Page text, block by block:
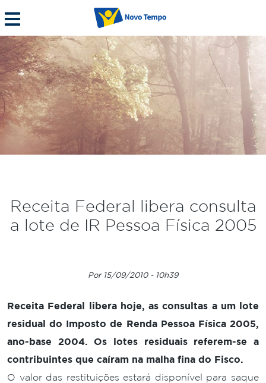
Receita Federal libera consulta
a lote de IR Pessoa Física 2005
Por 15/09/2010 - 10h39
Receita Federal libera hoje, as consultas a um lote
residual do Imposto de Renda Pessoa Física 2005,
ano-base 2004. Os lotes residuais referem-se a
contribuintes que caíram na malha fina do Fisco.
O valor das restituições estará disponível para saque